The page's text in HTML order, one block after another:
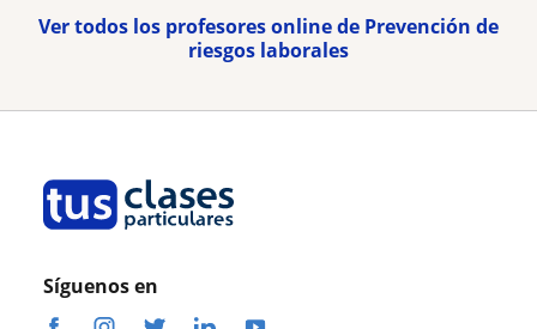
Ver todos los profesores online de Prevención de
riesgos laborales
Síguenos en